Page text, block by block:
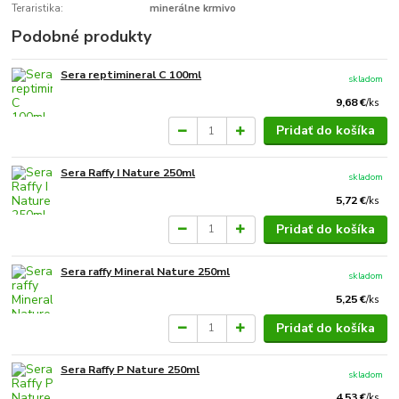
Teraristika:
minerálne krmivo
Podobné produkty
Sera reptimineral C 100ml
9,68 €/ks
skladom
Pridať do košíka
Sera Raffy I Nature 250ml
5,72 €/ks
skladom
Pridať do košíka
Sera raffy Mineral Nature 250ml
5,25 €/ks
skladom
Pridať do košíka
Sera Raffy P Nature 250ml
skladom